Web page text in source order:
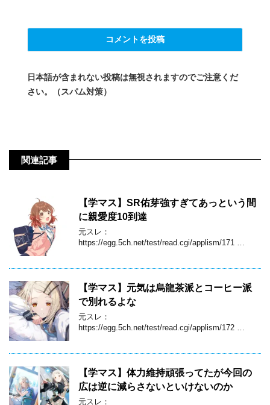
日本語が含まれない投稿は無視されますのでご注意くだ
さい。（スパム対策）
関連記事
【学マス】SR佑芽強すぎてあっという間
に親愛度10到達
元スレ：
https://egg.5ch.net/test/read.cgi/applism/171 …
【学マス】元気は烏龍茶派とコーヒー派
で別れるよな
元スレ：
https://egg.5ch.net/test/read.cgi/applism/172 …
【学マス】体力維持頑張ってたが今回の
広は逆に減らさないといけないのか
元スレ：